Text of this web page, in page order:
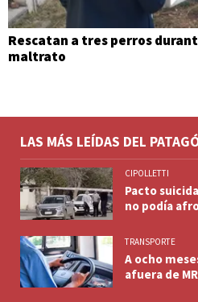
Rescatan a tres perros
maltrato
LAS MÁS LEÍDAS DEL
CIPOLLETTI
Pacto
no podía
TRANSPORTE
A ocho
afuera de MR